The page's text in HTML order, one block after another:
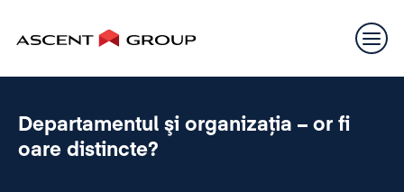
Departamentul şi organizaţia – or fi
oare distincte?